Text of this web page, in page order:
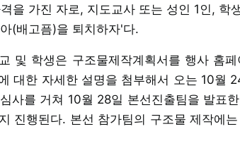
을 가진 자로, 지도교사 또는 성인 1인, 학
(배고픔)을 퇴치하자'다.
및 학생은 구조물제작계획서를 행사 홈
대한 자세한 설명을 첨부해서 오는 10월
사를 거쳐 10월 28일 본선진출팀을 발표
진행된다. 본선 참가팀의 구조물 제작에